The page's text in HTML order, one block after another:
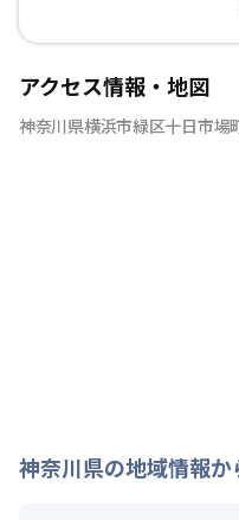
アクセス情報・地図
神奈川県横浜市緑区十日市場
神奈川県の地域情報か